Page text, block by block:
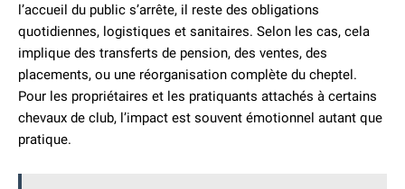
l’accueil du public s’arrête, il reste des obligations
quotidiennes, logistiques et sanitaires. Selon les cas, cela
implique des transferts de pension, des ventes, des
placements, ou une réorganisation complète du cheptel.
Pour les propriétaires et les pratiquants attachés à certains
chevaux de club, l’impact est souvent émotionnel autant que
pratique.